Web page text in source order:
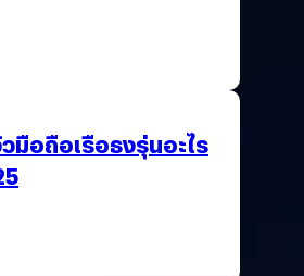
มือถือเรือธงรุ่นอะไร